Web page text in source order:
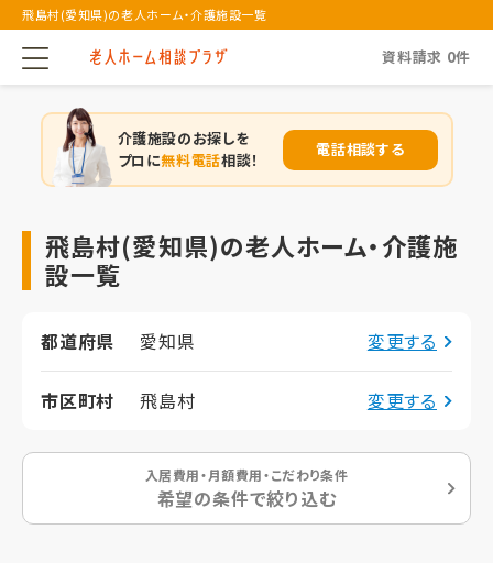
飛島村(愛知県)の老人ホーム・介護施設一覧
資料請求 0件
介護施設のお探しを
プロに無料電話相談！
電話相談する
飛島村(愛知県)の老人ホーム・介護施
設一覧
都道府県 愛知県 変更する
市区町村 飛島村 変更する
入居費用・月額費用・こだわり条件
希望の条件で絞り込む